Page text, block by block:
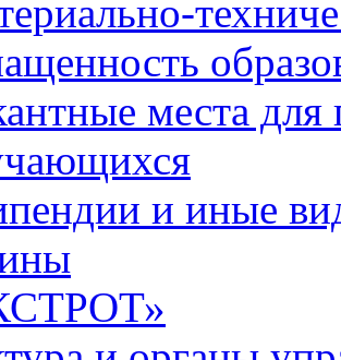
места для
и иные